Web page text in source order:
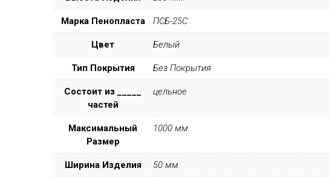
Марка Пенопласта ПСБ-25С
Цвет Белый
Тип Покрытия Без Покрытия
Состоит из _____
частей
цельное
Максимальный
Размер
1000 мм.
Ширина Изделия 50 мм.